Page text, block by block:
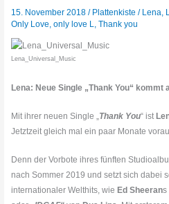
15. November 2018/ Plattenkiste / Lena
Only Love ,only love L ,Thank you
Lena_Universal_Music
Lena: Neue Single „Thank You“ kommt
Mit ihrer neuen Single „Thank You“ ist
Jetztzeit gleich mal ein paar Monate
Denn der Vorbote ihres fünften
nach Sommer 2019 und setzt sich dabei
internationaler Welthits, wie Ed Sheerans